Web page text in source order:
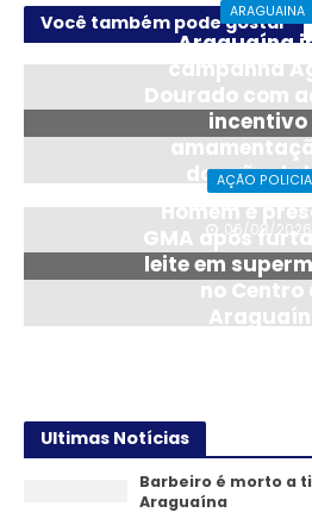
Você também pode gostar
ARAGUAINA
Araguaína
campanha
Dourado com
incentivo
doação de
materno
06/08/2026
AÇÃO
Homem é
GMA após
leite em
no Centro
Ultimas Notícias
Barbeiro é morto a
Araguaína